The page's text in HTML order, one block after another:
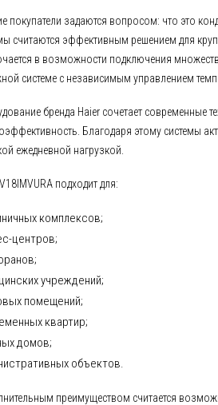
покупатели задаются вопросом: что это
считаются эффективным решением для
в возможности подключения
системе с независимым управлением
бренда Haier сочетает современные
Благодаря этому системы
ежедневной нагрузкой.
подходит для:
комплексов;
центров;
учреждений;
помещений;
квартир;
домов;
объектов.
преимуществом считается